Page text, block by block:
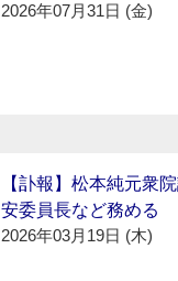
2026年07月31日 (金)
【訃報】松本純元衆
安委員長など務める
2026年03月19日 (木)